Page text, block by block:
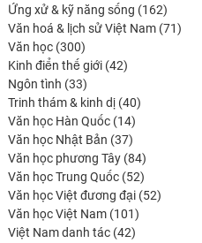
produits
Ứng xử & kỹ năng sống 162162
produits
Văn hoá & lịch sử Việt Nam 7171
Văn học 300300
produits
Kinh điển thế giới 4242
Ngôn tình 3333
produits
Trinh thám & kinh dị 4040
Văn học Hàn Quốc 1414
produits
Văn học Nhật Bản 3737
produits
Văn học phương Tây 8484
produits
Văn học Trung Quốc 5252
produits
Văn học Việt đương đại 5252
Văn học Việt Nam 101101
produits
Việt Nam danh tác 4242